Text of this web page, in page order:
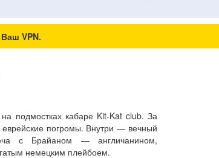
VPN.
подмостках кабаре Kit-Kat club. За
еврейские погромы. Внутри — вечный
с Брайаном — англичанином,
немецким плейбоем.